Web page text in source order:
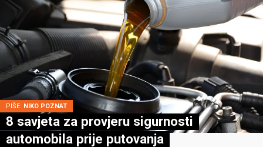
PIŠE: NIKO POZNAT
8 savjeta za provjeru sigurnosti
automobila prije putovanja